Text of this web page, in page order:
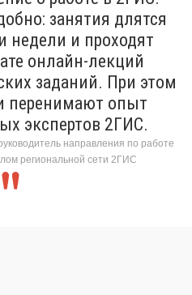
занятия длятся
недели и проходят
онлайн-лекций
заданий. При этом
перенимают опыт
экспертов 2ГИС.
направления по работе
региональной сети 2ГИС